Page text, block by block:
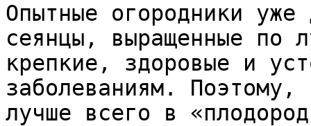
Опытные огородники
сеянцы, выращенные по
крепкие, здоровые и
заболеваниям. Поэтому,
лучше всего в